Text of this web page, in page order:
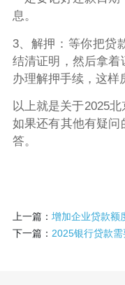
息。
3、解押：等你把贷
结清证明，然后拿
办理解押手续，这样
以上就是关于2025
如果还有其他有疑
答。
上一篇： 增加企业贷款额
下一篇： 2025银行贷款